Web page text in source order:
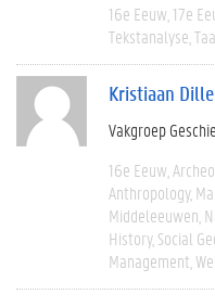
16e Eeuw 17e
Tekstanalyse
Kristiaan
Vakgroep
16e Eeuw
Anthropology
Middeleeuwen
History Social
Management